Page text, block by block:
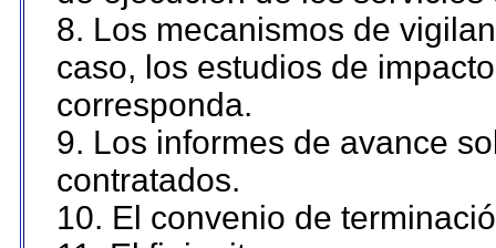
8. Los mecanismos de
caso, los estudios de
corresponda.
9. Los informes de avance
contratados.
10. El convenio de